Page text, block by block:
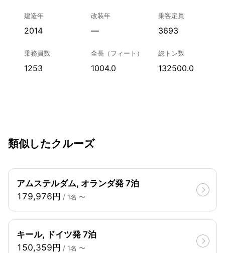
建造年
2014
改装年
—
乗客定員
3693
乗務員数
1253
全長（フィート）
1004.0
総トン数
132500.0
類似したクルーズ
アムステルダム, オランダ発 7泊
179,976円 / 1名 〜
キール, ドイツ発 7泊
150,359円 / 1名 〜